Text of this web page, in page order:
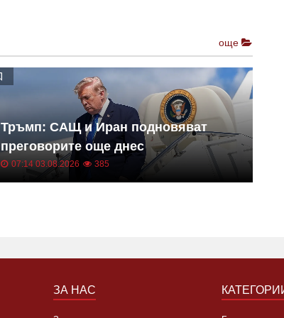
още
Тръмп: САЩ и Иран подновяват
преговорите още днес
07:14 03.08.2026 385
ЗА НАС